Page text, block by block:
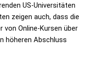
US-Universitäten
zeigen auch, dass die
von Online-Kursen über
höheren Abschluss